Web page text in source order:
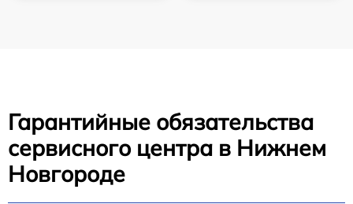
Гарантийные обязательства
сервисного центра в Нижнем
Новгороде